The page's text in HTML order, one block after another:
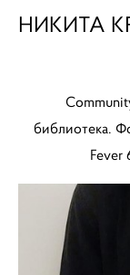
НИКИТА
библиотека.
Fever